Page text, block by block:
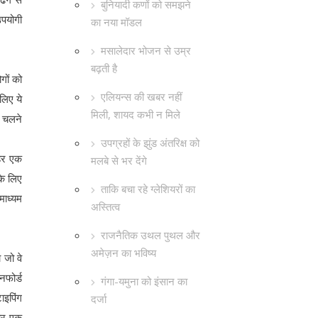
बुनियादी कणों को समझने
का नया मॉडल
मसालेदार भोजन से उम्र
बढ़ती है
एलियन्स की खबर नहीं
मिली, शायद कभी न मिले
उपग्रहों के झुंड अंतरिक्ष को
मलबे से भर देंगे
ताकि बचा रहे ग्लेशियरों का
अस्तित्व
राजनैतिक उथल पुथल और
अमेज़न का भविष्य
गंगा-यमुना को इंसान का
दर्जा
को
ये
चलने
एक
लिए
जो वे